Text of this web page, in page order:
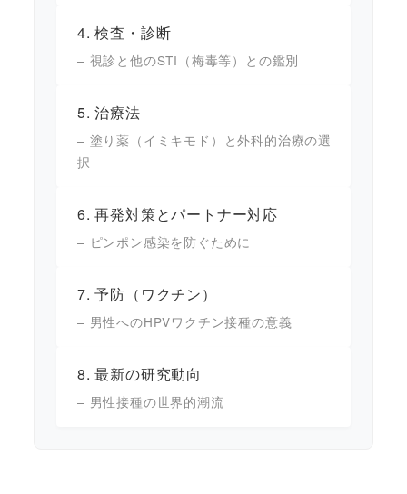
4. 検査・診断
– 視診と他のSTI（梅毒等）との鑑別
5. 治療法
– 塗り薬（イミキモド）と外科的治療の選
択
6. 再発対策とパートナー対応
– ピンポン感染を防ぐために
7. 予防（ワクチン）
– 男性へのHPVワクチン接種の意義
8. 最新の研究動向
– 男性接種の世界的潮流